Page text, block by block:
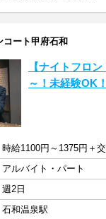
コート甲府石和
【ナイトフロ
～！未経験OK！
アルバイト・パート
週2日
石和温泉駅